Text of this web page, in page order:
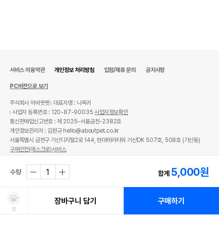
수량 합계 5,000원
찜
장바구니 담기 구매하기
서비스 이용약관 개인정보 처리방침 입점/제휴 문의 공지사항
PC버전으로 보기
주식회사 어바웃펫
대표자명 : 나옥귀
사업자 등록번호 : 120-87-90035사업자정보확인
통신판매업신고번호 : 제 2025-서울금천-2382호
개인정보관리자 : 김원규 hello@aboutpet.co.kr
서울특별시 금천구 가산디지털2로 144, 현대테라타워 가산DK 507호, 508호 (가산동)
구매안전(에스크로)서비스